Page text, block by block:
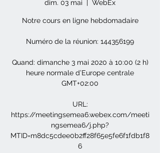
dim. 03 mai
  |
WebEx
Notre cours en ligne hebdomadaire
Numéro de la réunion: 144356199
Quand: dimanche 3 mai 2020 à 10:00 (2 h)
heure normale d’Europe centrale
GMT+02:00
URL:
https://meetingsemea6.webex.com/meeti
ngsemea6/j.php?
MTID=m8dc5cdee0b2ff28f65e5fe6f1fdb1f8
6